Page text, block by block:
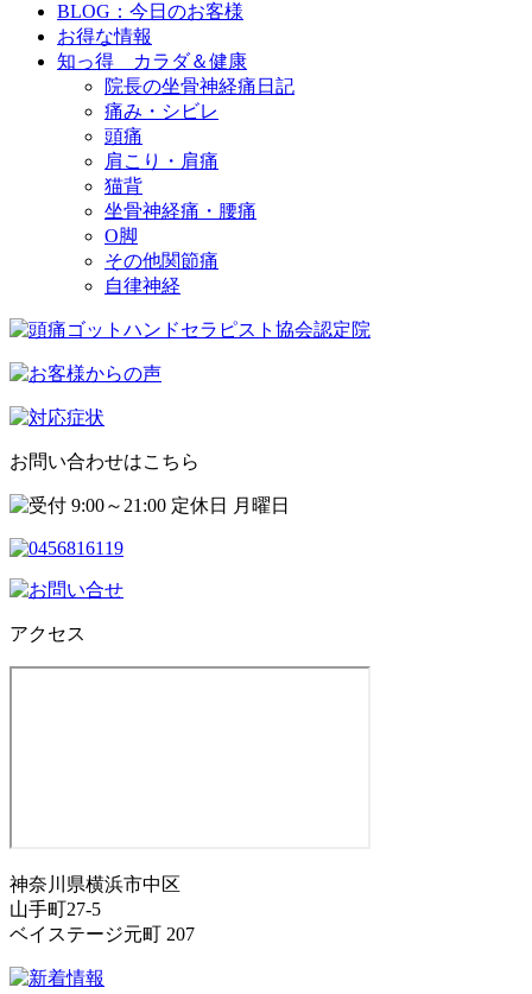
BLOG：今日のお客様
お得な情報
知っ得 カラダ＆健康
院長の坐骨神経痛日記
痛み・シビレ
頭痛
肩こり・肩痛
猫背
坐骨神経痛・腰痛
O脚
その他関節痛
自律神経
お問い合わせはこちら
アクセス
神奈川県横浜市中区
山手町27-5
ベイステージ元町 207